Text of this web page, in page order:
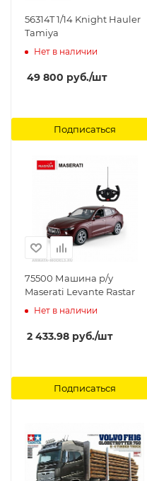
56314T 1/14 Knight Hauler
Tamiya
Нет в наличии
49 800 руб./шт
Подписаться
75500 Машина р/у
Maserati Levante Rastar
Нет в наличии
2 433.98 руб./шт
Подписаться